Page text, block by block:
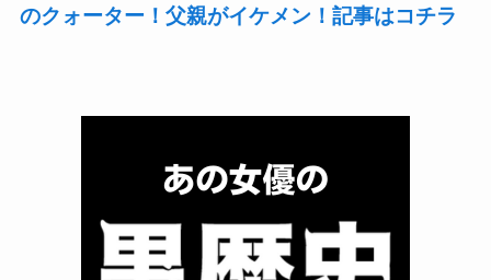
のクォーター！父親がイケメン！記事はコチラ